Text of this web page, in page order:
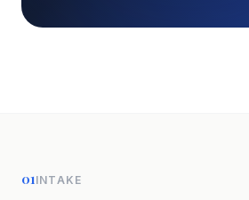
01INTAKE